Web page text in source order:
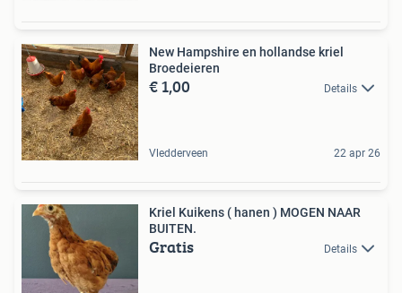
New Hampshire en hollandse kriel
Broedeieren
€ 1,00 Details
Vledderveen 22 apr 26
Kriel Kuikens ( hanen ) MOGEN NAAR
BUITEN.
Gratis Details